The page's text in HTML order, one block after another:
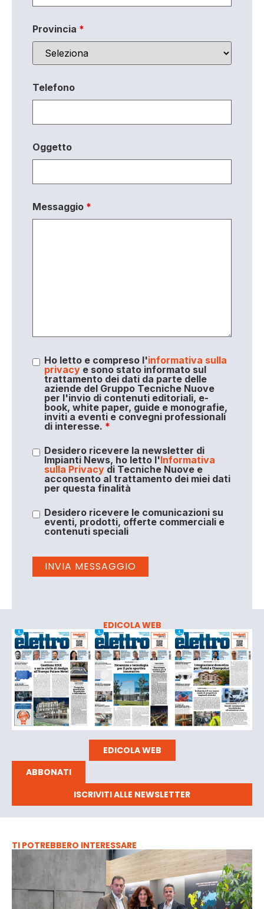
Provincia *
Telefono
Oggetto
Messaggio *
Ho letto e compreso l'informativa sulla
privacye sono stato informato sul
trattamento dei dati da parte delle
aziende del Gruppo Tecniche Nuove
per l'invio di contenuti editoriali, e-
book, white paper, guide e monografie,
inviti a eventi e convegni professionali
di interesse. *
Desidero ricevere la newsletter di
Impianti News, ho letto l'Informativa
sulla Privacydi Tecniche Nuove e
acconsento al trattamento dei miei dati
per questa finalità
Desidero ricevere le comunicazioni su
eventi, prodotti, offerte commerciali e
contenuti speciali
EDICOLA WEB
EDICOLA WEB
ABBONATI
ISCRIVITI ALLE NEWSLETTER
TI POTREBBERO INTERESSARE